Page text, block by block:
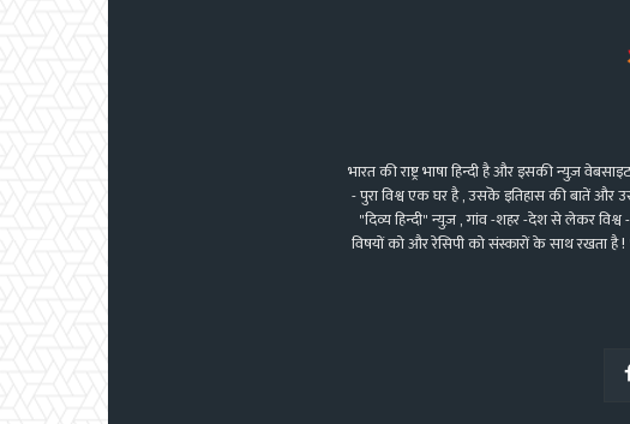
भारत की राष्ट्र भाषा हिन्दी है और इसकी न्युज़
- पुरा विश्व एक घर है , उसकॆ इतिहास की बातें
"दिव्य हिन्दी" न्युज़ , गांव -शहर -देश से लेकर
विषयों को और रेसिपी को संस्कारों के साथ रखता